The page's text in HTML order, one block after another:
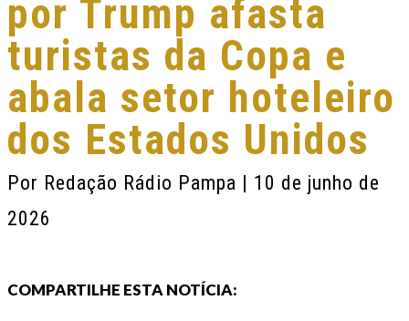
por Trump afasta
turistas da Copa e
abala setor hoteleiro
dos Estados Unidos
Por Redação Rádio Pampa | 10 de junho de
2026
COMPARTILHE ESTA NOTÍCIA: